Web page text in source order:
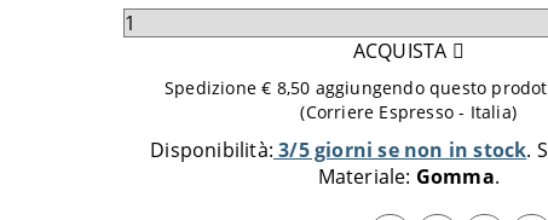
Disponibilità: 3/5 giorni se non in stock
Materiale: Gomma
Seleziona
aggiungere
carrello
ACQUISTA
Spedizione € 8,50 aggiungendo questo
(Corriere Espresso - Italia)